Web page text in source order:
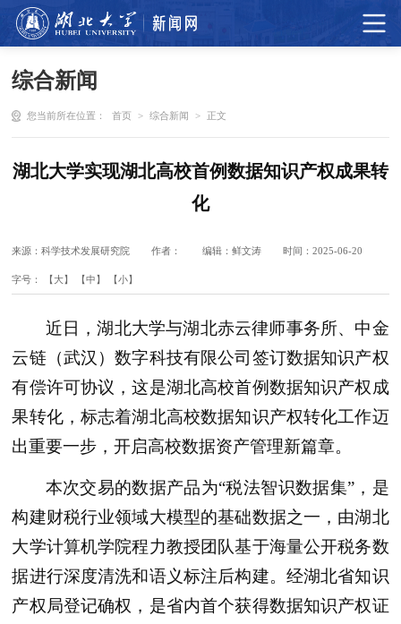
综合新闻
您当前所在位置： 首页 > 综合新闻 > 正文
湖北大学实现湖北高校首例数据知识产权成果转
化
来源：科学技术发展研究院 作者： 编辑：鲜文涛 时间：2025-06-20
字号： 【大】 【中】 【小】
近日，湖北大学与湖北赤云律师事务所、中金
云链（武汉）数字科技有限公司签订数据知识产权
有偿许可协议，这是湖北高校首例数据知识产权成
果转化，标志着湖北高校数据知识产权转化工作迈
出重要一步，开启高校数据资产管理新篇章。
本次交易的数据产品为“税法智识数据集”，是
构建财税行业领域大模型的基础数据之一，由湖北
大学计算机学院程力教授团队基于海量公开税务数
据进行深度清洗和语义标注后构建。经湖北省知识
产权局登记确权，是省内首个获得数据知识产权证